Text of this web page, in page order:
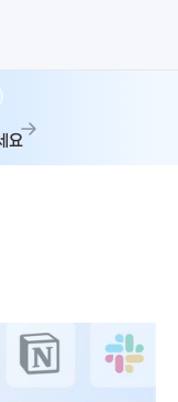
요